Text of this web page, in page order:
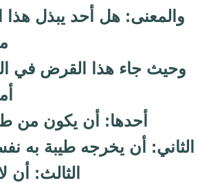
والمعنى: هل أحد يبذل
وحيث جاء هذا القرض في
أحدها: أن يكون من
الثاني: أن يخرجه طيبة به
الثالث: أن